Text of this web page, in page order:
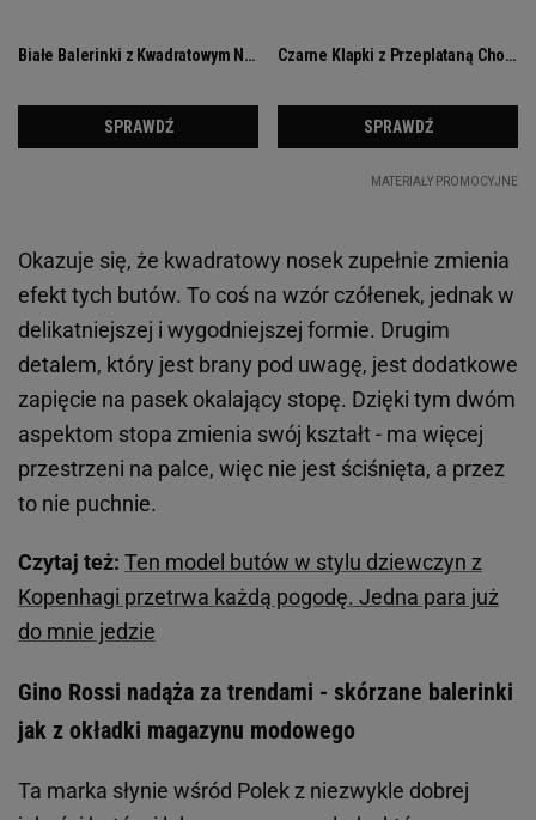
Okazuje się, że kwadratowy nosek zupełnie zmienia
efekt tych butów. To coś na wzór czółenek, jednak w
delikatniejszej i wygodniejszej formie. Drugim
detalem, który jest brany pod uwagę, jest dodatkowe
zapięcie na pasek okalający stopę. Dzięki tym dwóm
aspektom stopa zmienia swój kształt - ma więcej
przestrzeni na palce, więc nie jest ściśnięta, a przez
to nie puchnie.
Czytaj też: Ten model butów w stylu dziewczyn z
Kopenhagi przetrwa każdą pogodę. Jedna para już
do mnie jedzie
Gino Rossi nadąża za trendami - skórzane balerinki
jak z okładki magazynu modowego
Ta marka słynie wśród Polek z niezwykle dobrej